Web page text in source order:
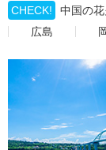
CHECK!
中国の
広島